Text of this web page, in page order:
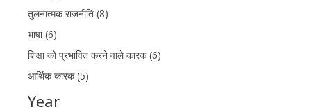
तुलनात्मक राजनीति (8)
भाषा (6)
शिक्षा को प्रभावित करने वाले कारक (6)
आर्थिक कारक (5)
Year